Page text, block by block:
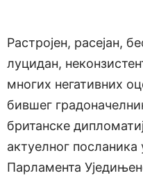
Растројен, расејан,
луцидан,
многих негативних
бившег
британске
актуелног
Парламента